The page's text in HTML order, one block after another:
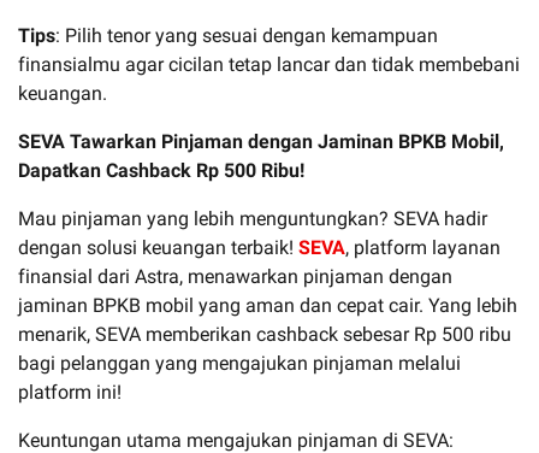
Tips: Pilih tenor yang sesuai dengan kemampuan
finansialmu agar cicilan tetap lancar dan tidak membebani
keuangan.
SEVA Tawarkan Pinjaman dengan Jaminan BPKB Mobil,
Dapatkan Cashback Rp 500 Ribu!
Mau pinjaman yang lebih menguntungkan? SEVA hadir
dengan solusi keuangan terbaik! SEVA, platform layanan
finansial dari Astra, menawarkan pinjaman dengan
jaminan BPKB mobil yang aman dan cepat cair. Yang lebih
menarik, SEVA memberikan cashback sebesar Rp 500 ribu
bagi pelanggan yang mengajukan pinjaman melalui
platform ini!
Keuntungan utama mengajukan pinjaman di SEVA: